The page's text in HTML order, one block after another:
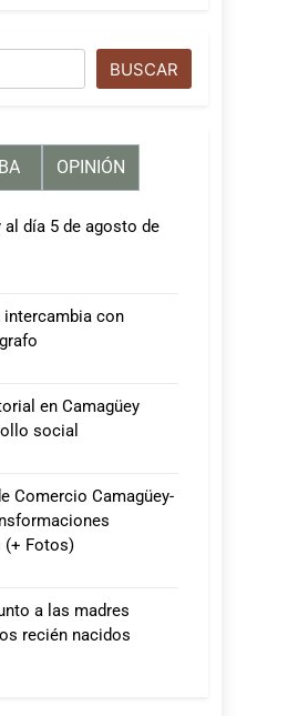
BUSCAR
OPINIÓN
al día 5 de agosto de
intercambia con
en Camagüey
social
Comercio Camagüey-
Fotos)
a las madres
recién nacidos